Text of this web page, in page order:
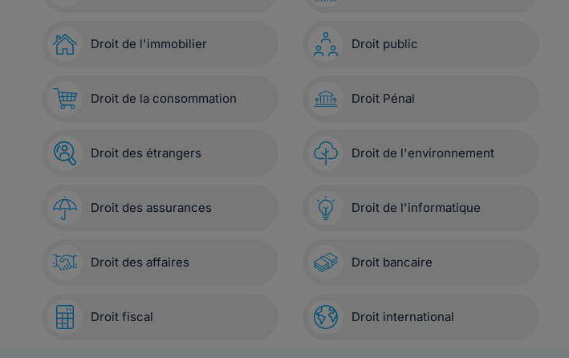
Droit de l'immobilier Droit public
Droit de la consommation Droit Pénal
Droit des étrangers Droit de l'environnement
Droit des assurances Droit de l'informatique
Droit des affaires Droit bancaire
Droit fiscal Droit international